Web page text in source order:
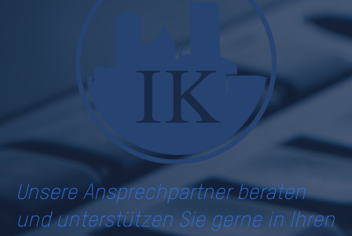
Unsere Ansprechpartner beraten
und unterstützen Sie gerne in Ihren